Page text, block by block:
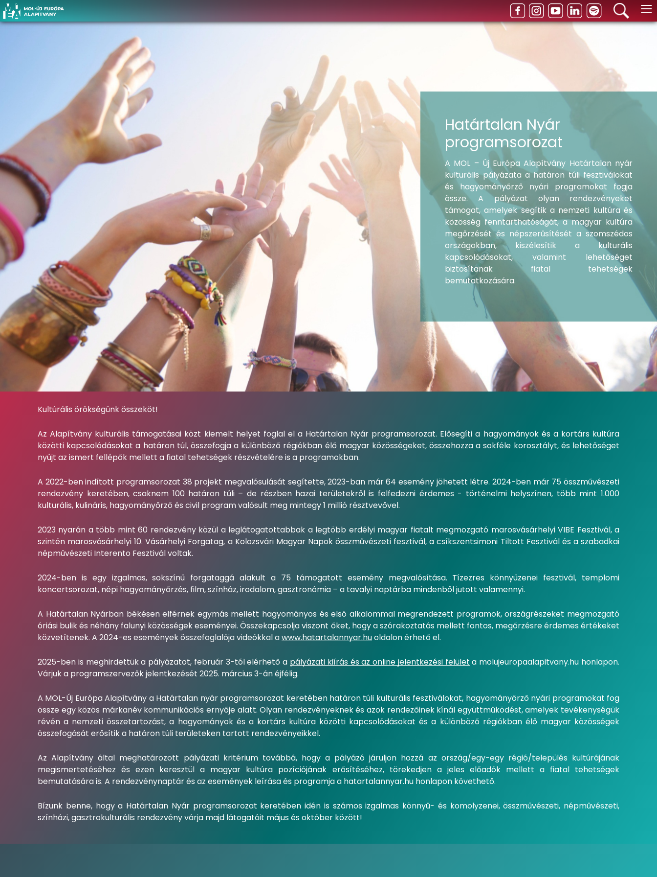
≡
Határtalan Nyár
programsorozat
A MOL – Új Európa Alapítvány Határtalan nyár
kulturális pályázata a határon túli fesztiválokat
és hagyományőrző nyári programokat fogja
össze. A pályázat olyan rendezvényeket
támogat, amelyek segítik a nemzeti kultúra és
közösség fenntarthatóságát, a magyar kultúra
megőrzését és népszerűsítését a szomszédos
országokban, kiszélesítik a kulturális
kapcsolódásokat, valamint lehetőséget
biztosítanak fiatal tehetségek
bemutatkozására.
Kultúrális örökségünk összeköt!
Az Alapítvány kulturális támogatásai közt kiemelt helyet foglal el a Határtalan Nyár programsorozat. Elősegíti a hagyományok és a kortárs kultúra
közötti kapcsolódásokat a határon túl, összefogja a különböző régiókban élő magyar közösségeket, összehozza a sokféle korosztályt, és lehetőséget
nyújt az ismert fellépők mellett a fiatal tehetségek részvételére is a programokban.
A 2022-ben indított programsorozat 38 projekt megvalósulását segítette, 2023-ban már 64 esemény jöhetett létre. 2024-ben már 75 összművészeti
rendezvény keretében, csaknem 100 határon túli – de részben hazai területekről is felfedezni érdemes - történelmi helyszínen, több mint 1.000
kulturális, kulináris, hagyományőrző és civil program valósult meg mintegy 1 millió résztvevővel.
2023 nyarán a több mint 60 rendezvény közül a leglátogatottabbak a legtöbb erdélyi magyar fiatalt megmozgató marosvásárhelyi VIBE Fesztivál, a
szintén marosvásárhelyi 10. Vásárhelyi Forgatag, a Kolozsvári Magyar Napok összművészeti fesztivál, a csíkszentsimoni Tiltott Fesztivál és a szabadkai
népművészeti Interento Fesztivál voltak.
2024-ben is egy izgalmas, sokszínű forgataggá alakult a 75 támogatott esemény megvalósítása. Tízezres könnyűzenei fesztivál, templomi
koncertsorozat, népi hagyományőrzés, film, színház, irodalom, gasztronómia – a tavalyi naptárba mindenből jutott valamennyi.
A Határtalan Nyárban békésen elférnek egymás mellett hagyományos és első alkalommal megrendezett programok, országrészeket megmozgató
óriási bulik és néhány falunyi közösségek eseményei. Összekapcsolja viszont őket, hogy a szórakoztatás mellett fontos, megőrzésre érdemes értékeket
közvetítenek. A 2024-es események összefoglalója videókkal awww.hatartalannyar.huoldalon érhető el.
2025-ben is meghirdettük a pályázatot, február 3-tól elérhető a pályázati kiírás és az online jelentkezési felület a molujeuropaalapitvany.hu honlapon.
Várjuk a programszervezők jelentkezését 2025. március 3-án éjfélig.
A MOL-Új Európa Alapítvány a Határtalan nyár programsorozat keretében határon túli kulturális fesztiválokat, hagyományőrző nyári programokat fog
össze egy közös márkanév kommunikációs ernyője alatt. Olyan rendezvényeknek és azok rendezőinek kínál együttműködést, amelyek tevékenységük
révén a nemzeti összetartozást, a hagyományok és a kortárs kultúra közötti kapcsolódásokat és a különböző régiókban élő magyar közösségek
összefogását erősítik a határon túli területeken tartott rendezvényeikkel.
Az Alapítvány által meghatározott pályázati kritérium továbbá, hogy a pályázó járuljon hozzá az ország/egy-egy régió/település kultúrájának
megismertetéséhez és ezen keresztül a magyar kultúra pozíciójának erősítéséhez, törekedjen a jeles előadók mellett a fiatal tehetségek
bemutatására is. A rendezvénynaptár és az események leírása és programja a hatartalannyar.hu honlapon követhető.
Bízunk benne, hogy a Határtalan Nyár programsorozat keretében idén is számos izgalmas könnyű- és komolyzenei, összművészeti, népművészeti,
színházi, gasztrokulturális rendezvény várja majd látogatóit május és október között!